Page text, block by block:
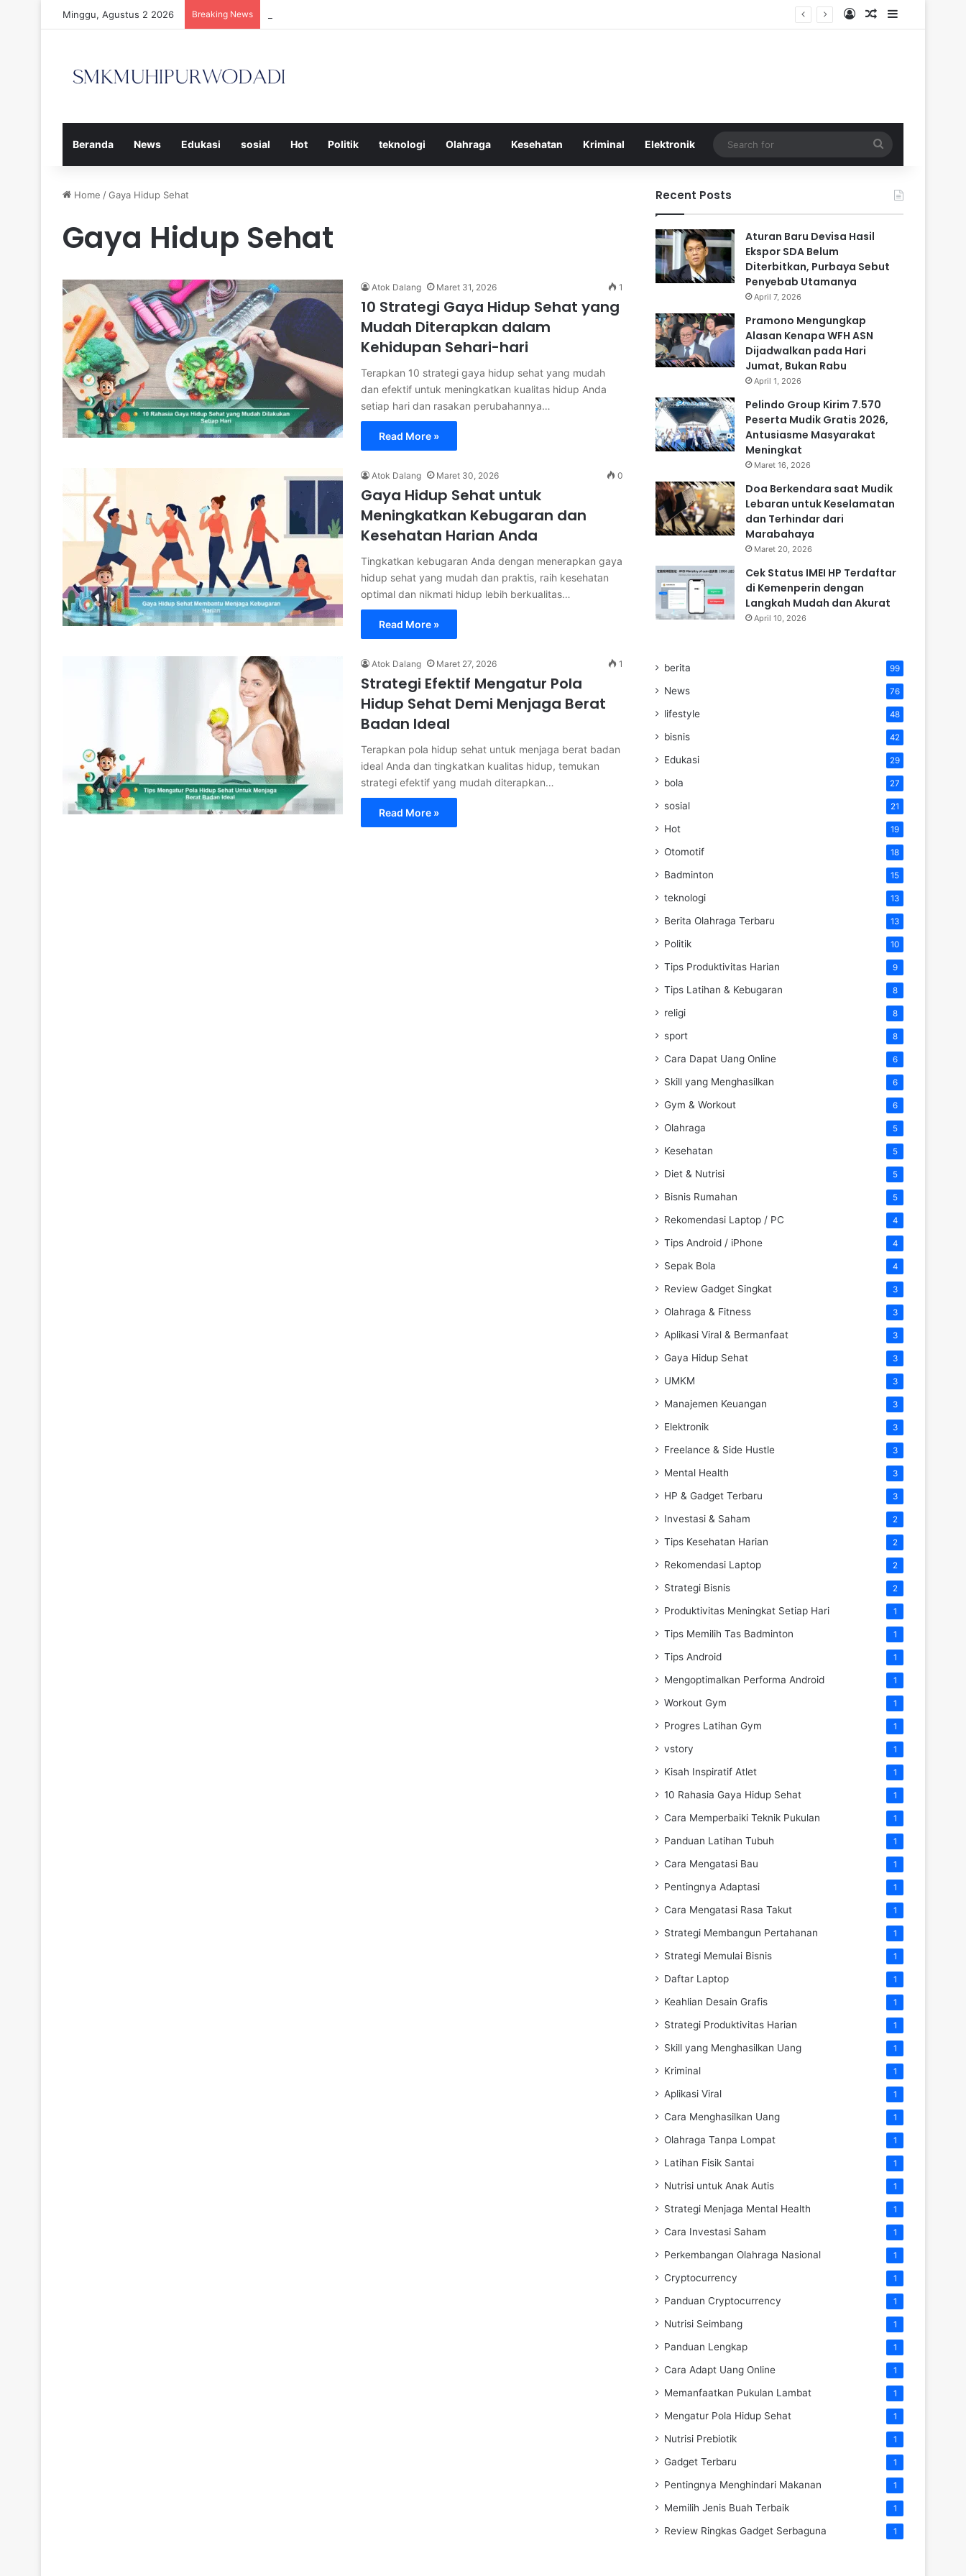
Minggu, Agustus 2 2026 Breaking News Log InRandom Article
Sidebar
Beranda News Edukasi sosial Hot Politik teknologi Olahraga Kesehatan Kriminal Elektronik
for
Home /Gaya Hidup Sehat
Gaya Hidup Sehat
Atok Dalang Maret 31, 2026 1
10 Strategi Gaya Hidup Sehat yang
Mudah Diterapkan dalam
Kehidupan Sehari-hari
Terapkan 10 strategi gaya hidup sehat yang mudah
dan efektif untuk meningkatkan kualitas hidup Anda
setiap hari dan rasakan perubahannya…
Read More »
Atok Dalang Maret 30, 2026 0
Gaya Hidup Sehat untuk
Meningkatkan Kebugaran dan
Kesehatan Harian Anda
Tingkatkan kebugaran Anda dengan menerapkan gaya
hidup sehat yang mudah dan praktis, raih kesehatan
optimal dan nikmati hidup lebih berkualitas…
Read More »
Atok Dalang Maret 27, 2026 1
Strategi Efektif Mengatur Pola
Hidup Sehat Demi Menjaga Berat
Badan Ideal
Terapkan pola hidup sehat untuk menjaga berat badan
ideal Anda dan tingkatkan kualitas hidup, temukan
strategi efektif yang mudah diterapkan…
Read More »
Recent Posts
Aturan Baru Devisa Hasil
Ekspor SDA Belum
Diterbitkan, Purbaya Sebut
Penyebab Utamanya
April 7, 2026
Pramono Mengungkap
Alasan Kenapa WFH ASN
Dijadwalkan pada Hari
Jumat, Bukan Rabu
April 1, 2026
Pelindo Group Kirim 7.570
Peserta Mudik Gratis 2026,
Antusiasme Masyarakat
Meningkat
Maret 16, 2026
Doa Berkendara saat Mudik
Lebaran untuk Keselamatan
dan Terhindar dari
Marabahaya
Maret 20, 2026
Cek Status IMEI HP Terdaftar
di Kemenperin dengan
Langkah Mudah dan Akurat
April 10, 2026
berita 99
News 76
lifestyle 48
bisnis 42
Edukasi 29
bola 27
sosial 21
Hot 19
Otomotif 18
Badminton 15
teknologi 13
Berita Olahraga Terbaru 13
Politik 10
Tips Produktivitas Harian 9
Tips Latihan & Kebugaran 8
religi 8
sport 8
Cara Dapat Uang Online 6
Skill yang Menghasilkan 6
Gym & Workout 6
Olahraga 5
Kesehatan 5
Diet & Nutrisi 5
Bisnis Rumahan 5
Rekomendasi Laptop / PC 4
Tips Android / iPhone 4
Sepak Bola 4
Review Gadget Singkat 3
Olahraga & Fitness 3
Aplikasi Viral & Bermanfaat 3
Gaya Hidup Sehat 3
UMKM 3
Manajemen Keuangan 3
Elektronik 3
Freelance & Side Hustle 3
Mental Health 3
HP & Gadget Terbaru 3
Investasi & Saham 2
Tips Kesehatan Harian 2
Rekomendasi Laptop 2
Strategi Bisnis 2
Produktivitas Meningkat Setiap Hari 1
Tips Memilih Tas Badminton 1
Tips Android 1
Mengoptimalkan Performa Android 1
Workout Gym 1
Progres Latihan Gym 1
vstory 1
Kisah Inspiratif Atlet 1
10 Rahasia Gaya Hidup Sehat 1
Cara Memperbaiki Teknik Pukulan 1
Panduan Latihan Tubuh 1
Cara Mengatasi Bau 1
Pentingnya Adaptasi 1
Cara Mengatasi Rasa Takut 1
Strategi Membangun Pertahanan 1
Strategi Memulai Bisnis 1
Daftar Laptop 1
Keahlian Desain Grafis 1
Strategi Produktivitas Harian 1
Skill yang Menghasilkan Uang 1
Kriminal 1
Aplikasi Viral 1
Cara Menghasilkan Uang 1
Olahraga Tanpa Lompat 1
Latihan Fisik Santai 1
Nutrisi untuk Anak Autis 1
Strategi Menjaga Mental Health 1
Cara Investasi Saham 1
Perkembangan Olahraga Nasional 1
Cryptocurrency 1
Panduan Cryptocurrency 1
Nutrisi Seimbang 1
Panduan Lengkap 1
Cara Adapt Uang Online 1
Memanfaatkan Pukulan Lambat 1
Mengatur Pola Hidup Sehat 1
Nutrisi Prebiotik 1
Gadget Terbaru 1
Pentingnya Menghindari Makanan 1
Memilih Jenis Buah Terbaik 1
Review Ringkas Gadget Serbaguna 1